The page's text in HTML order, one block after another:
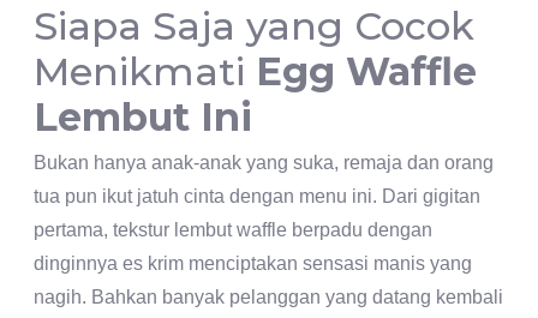
Siapa Saja yang Cocok
Menikmati Egg Waffle
Lembut Ini
Bukan hanya anak-anak yang suka, remaja dan orang
tua pun ikut jatuh cinta dengan menu ini. Dari gigitan
pertama, tekstur lembut waffle berpadu dengan
dinginnya es krim menciptakan sensasi manis yang
nagih. Bahkan banyak pelanggan yang datang kembali